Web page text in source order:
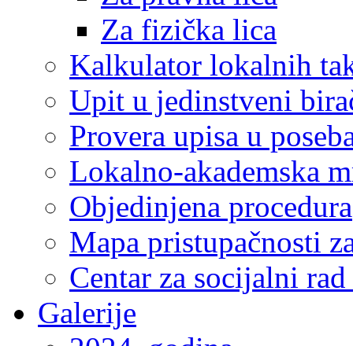
Za fizička lica
Kalkulator lokalnih
Upit u jedinstveni
Provera upisa u
Lokalno-akademska
Objedinjena procedura
Mapa pristupačnosti
Centar za socijalni
Galerije